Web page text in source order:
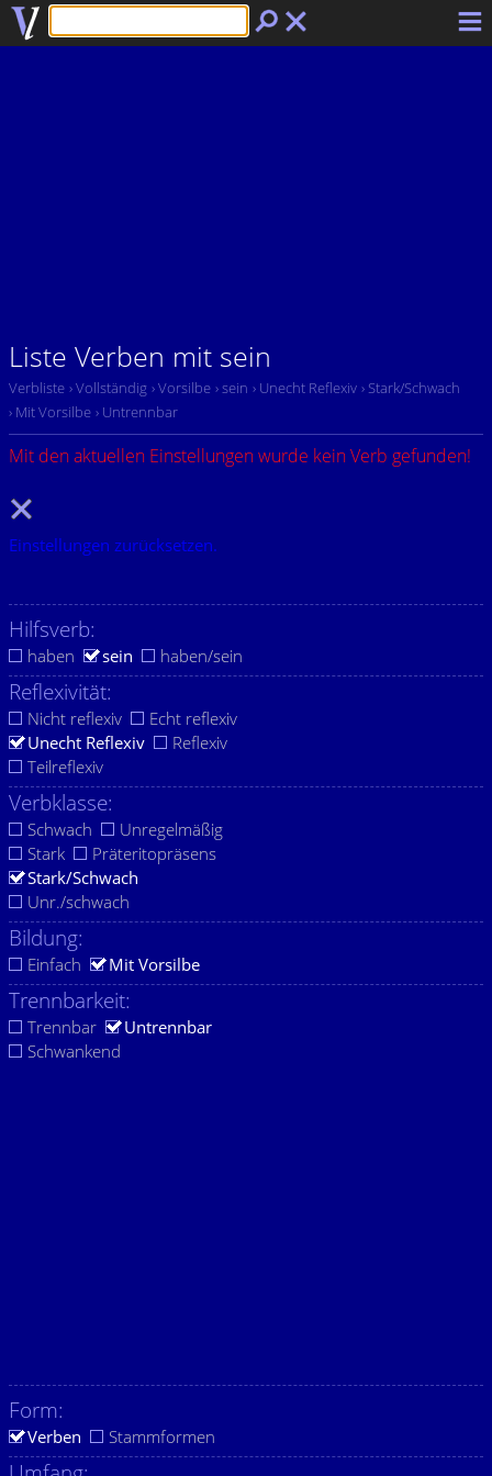
Liste Verben mit sein
Verbliste › Vollständig › Vorsilbe › sein › Unecht Reflexiv › Stark/Schwach
› Mit Vorsilbe › Untrennbar
Mit den aktuellen Einstellungen wurde kein Verb gefunden!
Einstellungen zurücksetzen.
Hilfsverb:
haben sein haben/sein
Reflexivität:
Nicht reflexiv
Echt reflexiv
Unecht Reflexiv
Reflexiv
Teilreflexiv
Verbklasse:
Schwach
Unregelmäßig
Stark
Präteritopräsens
Stark/Schwach
Unr./schwach
Bildung:
Einfach Mit Vorsilbe
Trennbarkeit:
Trennbar
Untrennbar
Schwankend
Form:
Verben Stammformen